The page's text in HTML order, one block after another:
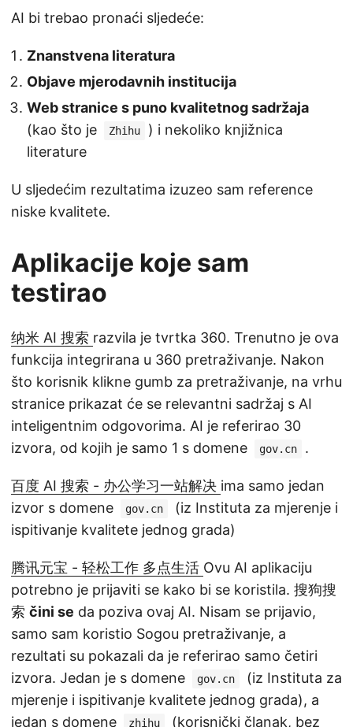
AI bi trebao pronaći sljedeće:
Znanstvena literatura
Objave mjerodavnih institucija
Web stranice s puno kvalitetnog sadržaja
(kao što je
Zhihu
) i nekoliko knjižnica
literature
U sljedećim rezultatima izuzeo sam reference
niske kvalitete.
Aplikacije koje sam
testirao
纳米 AI 搜索 razvila je tvrtka 360. Trenutno je ova
funkcija integrirana u 360 pretraživanje. Nakon
što korisnik klikne gumb za pretraživanje, na vrhu
stranice prikazat će se relevantni sadržaj s AI
inteligentnim odgovorima. AI je referirao 30
izvora, od kojih je samo 1 s domene
gov.cn .
百度 AI 搜索 - 办公学习一站解决 ima samo jedan
izvor s domene
gov.cn
(iz Instituta za mjerenje i
ispitivanje kvalitete jednog grada)
腾讯元宝 - 轻松工作 多点生活 Ovu AI aplikaciju
potrebno je prijaviti se kako bi se koristila. 搜狗搜
索 čini se da poziva ovaj AI. Nisam se prijavio,
samo sam koristio Sogou pretraživanje, a
rezultati su pokazali da je referirao samo četiri
izvora. Jedan je s domene
gov.cn
(iz Instituta za
mjerenje i ispitivanje kvalitete jednog grada), a
jedan s domene
zhihu (korisnički članak, bez